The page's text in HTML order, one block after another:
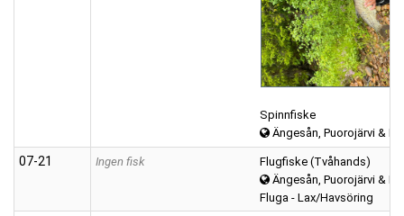
Spinnfiske
Ängesån, Puorojärvi &
07‑21 Ingen fisk
Flugfiske (Tvåhands)
Ängesån, Puorojärvi &
Fluga - Lax/Havsöring